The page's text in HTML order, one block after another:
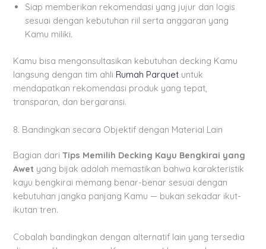
Siap memberikan rekomendasi yang jujur dan logis
sesuai dengan kebutuhan riil serta anggaran yang
Kamu miliki.
Kamu bisa mengonsultasikan kebutuhan decking Kamu
langsung dengan tim ahli Rumah Parquet untuk
mendapatkan rekomendasi produk yang tepat,
transparan, dan bergaransi.
8. Bandingkan secara Objektif dengan Material Lain
Bagian dariTips Memilih Decking Kayu Bengkirai yang
Awet yang bijak adalah memastikan bahwa karakteristik
kayu bengkirai memang benar-benar sesuai dengan
kebutuhan jangka panjang Kamu — bukan sekadar ikut-
ikutan tren.
Cobalah bandingkan dengan alternatif lain yang tersedia